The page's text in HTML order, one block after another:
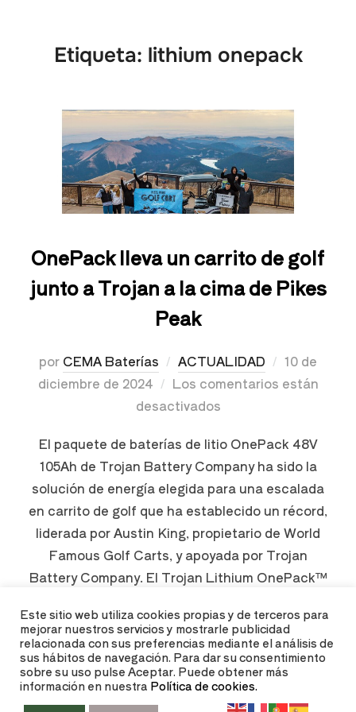
Etiqueta: lithium onepack
OnePack lleva un carrito de golf
junto a Trojan a la cima de Pikes
Peak
por CEMA Baterías ACTUALIDAD
10 de
diciembre de 2024
Los comentarios están
desactivados
El paquete de baterías de litio OnePack 48V
105Ah de Trojan Battery Company ha sido la
solución de energía elegida para una escalada
en carrito de golf que ha establecido un récord,
liderada por Austin King, propietario de World
Famous Golf Carts, y apoyada por Trojan
Battery Company. El Trojan Lithium OnePack™
LEER MÁS
Este sitio web utiliza cookies propias y de terceros para
mejorar nuestros servicios y mostrarle publicidad
relacionada con sus preferencias mediante el análisis de
sus hábitos de navegación. Para dar su consentimiento
sobre su uso pulse Aceptar. Puede obtener más
información en nuestra Política de cookies.